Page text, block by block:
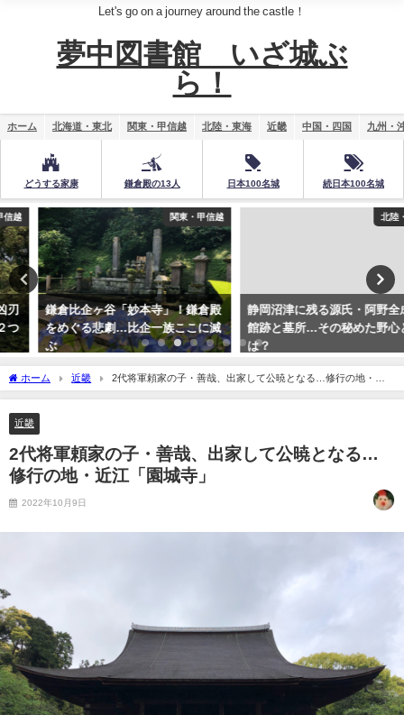
Let's go on a journey around the castle！
夢中図書館 いざ城ぶ
ら！
ホーム 北海道・東北 関東・甲信越 北陸・東海 近畿 中国・四国 九州・
どうする家康 鎌倉殿の13人 日本100名城 続日本100名城
関東・甲信越
鎌倉比企ヶ谷「妙本寺」！鎌倉殿
をめぐる悲劇…比企一族ここに滅
ぶ
北陸・東海
静岡沼津に残る源氏・阿野全成の
館跡と墓所…その秘めた野心と
は？
ホーム 近畿
2代将軍頼家の子・善哉、出家して公暁となる…修行の地・近
江「園城寺」
近畿
2代将軍頼家の子・善哉、出家して公暁となる…
修行の地・近江「園城寺」
2022年10月9日